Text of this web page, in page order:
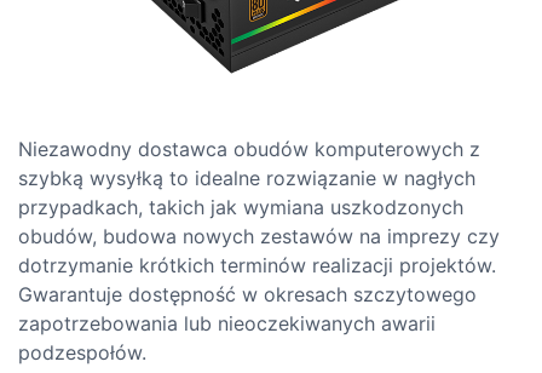
Niezawodny dostawca obudów komputerowych z
szybką wysyłką to idealne rozwiązanie w nagłych
przypadkach, takich jak wymiana uszkodzonych
obudów, budowa nowych zestawów na imprezy czy
dotrzymanie krótkich terminów realizacji projektów.
Gwarantuje dostępność w okresach szczytowego
zapotrzebowania lub nieoczekiwanych awarii
podzespołów.